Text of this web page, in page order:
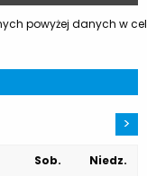
powyżej danych w
>
Sob.
Niedz.